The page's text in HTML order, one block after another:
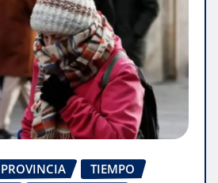
PROVINCIA
TIEMPO